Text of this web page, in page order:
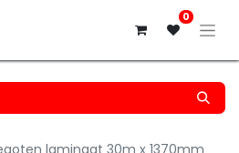
0
laminaat 30m x 1370mm